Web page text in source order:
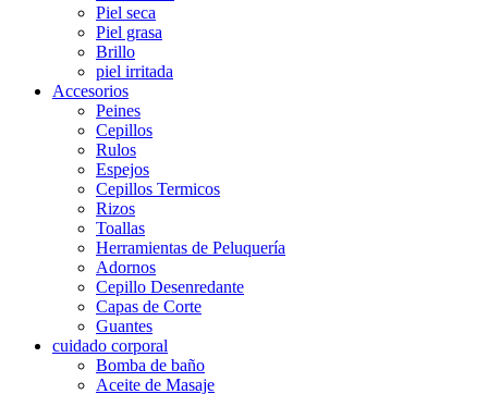
Piel seca
Piel grasa
Brillo
piel irritada
Accesorios
Peines
Cepillos
Rulos
Espejos
Cepillos Termicos
Rizos
Toallas
Herramientas de Peluquería
Adornos
Cepillo Desenredante
Capas de Corte
Guantes
cuidado corporal
Bomba de baño
Aceite de Masaje